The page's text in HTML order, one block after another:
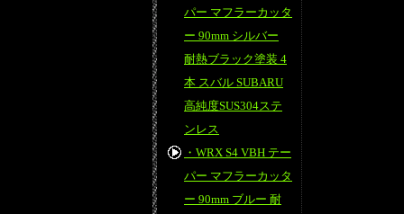
パー マフラーカッタ
ー 90mm シルバー
耐熱ブラック塗装 4
本 スバル SUBARU
高純度SUS304ステ
ンレス
・WRX S4 VBH テー
パー マフラーカッタ
ー 90mm ブルー 耐